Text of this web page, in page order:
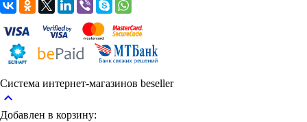
Система интернет-магазинов beseller
keyboard_arrow_up
Добавлен в корзину: